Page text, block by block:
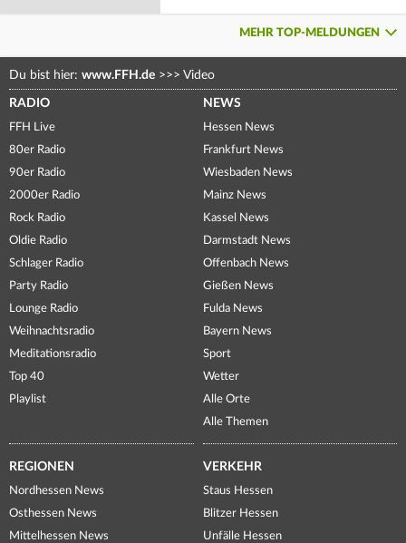
MEHR TOP-MELDUNGEN
Du bist hier: www.FFH.de >>> Video
RADIO
FFH Live
80er Radio
90er Radio
2000er Radio
Rock Radio
Oldie Radio
Schlager Radio
Party Radio
Lounge Radio
Weihnachtsradio
Meditationsradio
Top 40
Playlist
NEWS
Hessen News
Frankfurt News
Wiesbaden News
Mainz News
Kassel News
Darmstadt News
Offenbach News
Gießen News
Fulda News
Bayern News
Sport
Wetter
Alle Orte
Alle Themen
REGIONEN
Nordhessen News
Osthessen News
Mittelhessen News
VERKEHR
Staus Hessen
Blitzer Hessen
Unfälle Hessen